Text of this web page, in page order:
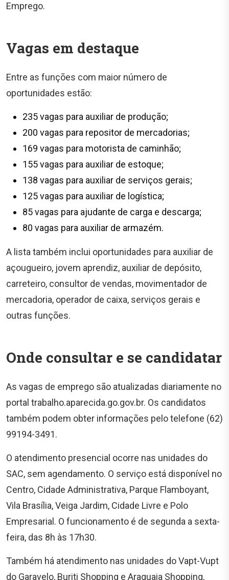
Emprego.
Vagas em destaque
Entre as funções com maior número de
oportunidades estão:
235 vagas para auxiliar de produção;
200 vagas para repositor de mercadorias;
169 vagas para motorista de caminhão;
155 vagas para auxiliar de estoque;
138 vagas para auxiliar de serviços gerais;
125 vagas para auxiliar de logística;
85 vagas para ajudante de carga e descarga;
80 vagas para auxiliar de armazém.
A lista também inclui oportunidades para auxiliar de
açougueiro, jovem aprendiz, auxiliar de depósito,
carreteiro, consultor de vendas, movimentador de
mercadoria, operador de caixa, serviços gerais e
outras funções.
Onde consultar e se candidatar
As vagas de emprego são atualizadas diariamente no
portal trabalho.aparecida.go.gov.br. Os candidatos
também podem obter informações pelo telefone (62)
99194-3491.
O atendimento presencial ocorre nas unidades do
SAC, sem agendamento. O serviço está disponível no
Centro, Cidade Administrativa, Parque Flamboyant,
Vila Brasília, Veiga Jardim, Cidade Livre e Polo
Empresarial. O funcionamento é de segunda a sexta-
feira, das 8h às 17h30.
Também há atendimento nas unidades do Vapt-Vupt
do Garavelo, Buriti Shopping e Araguaia Shopping,